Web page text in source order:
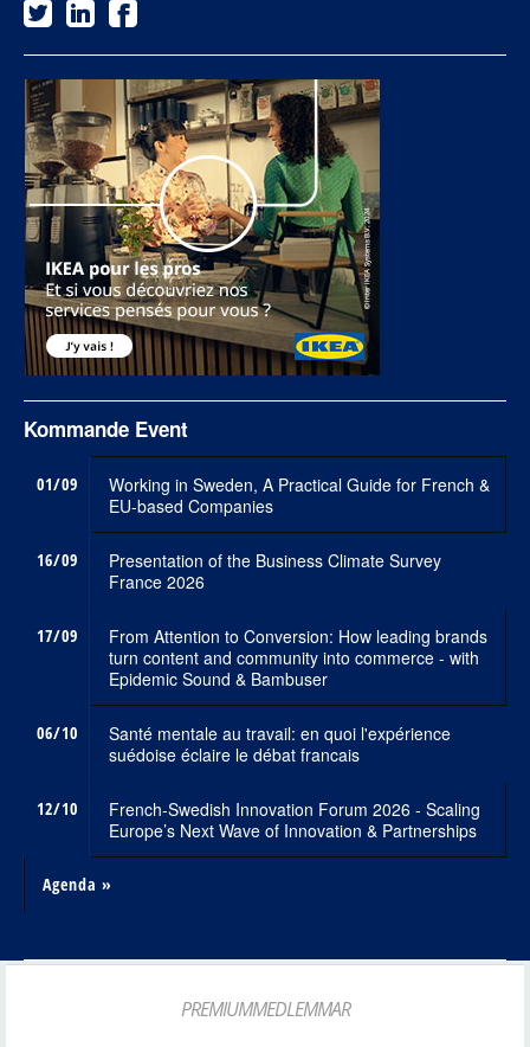
Kommande Event
01/09
Working in Sweden, A Practical Guide for French &
EU-based Companies
16/09
Presentation of the Business Climate Survey
France 2026
17/09
From Attention to Conversion: How leading brands
turn content and community into commerce - with
Epidemic Sound & Bambuser
06/10
Santé mentale au travail: en quoi l'expérience
suédoise éclaire le débat francais
12/10
French-Swedish Innovation Forum 2026 - Scaling
Europe’s Next Wave of Innovation & Partnerships
Agenda »
PREMIUMMEDLEMMAR